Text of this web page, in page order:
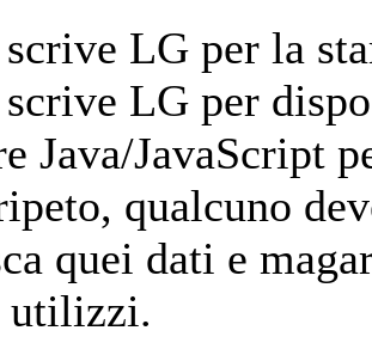
LG per la
LG per
Java/JavaScript
qualcuno
quei dati e
utilizzi.